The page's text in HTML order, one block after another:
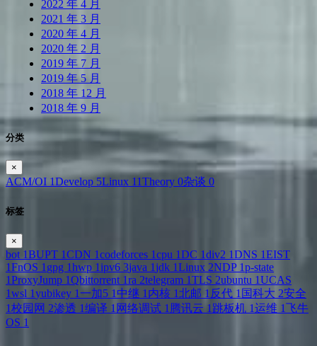
2022 年 4 月
2021 年 3 月
2020 年 4 月
2020 年 2 月
2019 年 7 月
2019 年 5 月
2018 年 12 月
2018 年 9 月
分类
×
ACM/OI 1Develop 5Linux 11Theory 0杂谈 0
标签
×
bot 1BUPT 1CDN 1codeforces 1cpu 1DC 1div2 1DNS 1EIST
1FnOS 1 gpg 1hwp 1ipv6 3java 1 jdk 1Linux 2NDP 1p-state
1ProxyJump 1Qbittorrent 1ra 2telegram 1TLS 2ubuntu 1UCAS
1wsl 1yubikey 1一加5 1 中继 1 内核 1北邮 1 反代 1 国科大 2安全
1校园网 2渗透 1编译 1 网络调试 1 腾讯云 1 跳板机 1运维 1飞牛
OS 1